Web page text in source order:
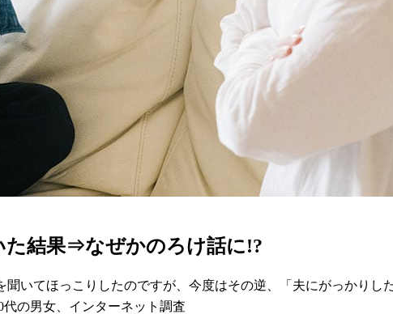
た結果⇒なぜかのろけ話に!?
いてほっこりしたのですが、今度はその逆、「夫にがっかりし
の男女、インターネット調査